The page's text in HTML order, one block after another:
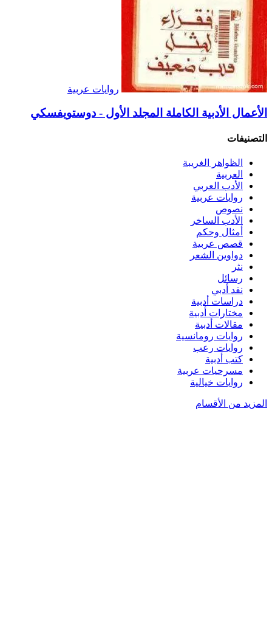
روايات عربية
الأعمال الأدبية الكاملة المجلد الأول - دوستويفسكي
التصنيفات
الظواهر الغريبة‏
العربية
الأدب العربي
روايات عربية
نصوص
الأدب الساخر
أمثال وحكم
قصص عربية
دواوين الشعر
نثر
رسائل
نقد أدبي
دراسات أدبية
مختارات أدبية
مقالات أدبية
روايات رومانسية
روايات رعب
كتب أدبية
مسرحيات عربية
روايات خيالية
المزيد من الأقسام